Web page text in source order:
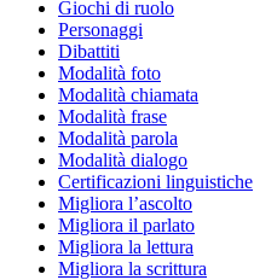
Giochi di ruolo
Personaggi
Dibattiti
Modalità foto
Modalità chiamata
Modalità frase
Modalità parola
Modalità dialogo
Certificazioni linguistiche
Migliora l’ascolto
Migliora il parlato
Migliora la lettura
Migliora la scrittura